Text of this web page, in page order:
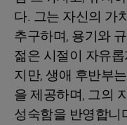
다. 그는 자신의 가
추구하며, 용기와
젊은 시절이 자유
지만, 생애 후반부
을 제공하며, 그의
성숙함을 반영합니